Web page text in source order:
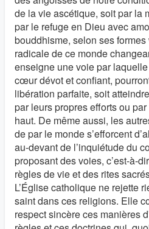
de la vie ascétique, soit par la
par le refuge en Dieu avec
bouddhisme, selon ses
radicale de ce monde
enseigne une voie par
cœur dévot et confiant,
libération parfaite, soit
par leurs propres efforts ou
haut. De même aussi, les
de par le monde s’efforcent
au-devant de l’inquiétude du
proposant des voies, c’est-à-
règles de vie et des rites
L’Église catholique ne rejette
saint dans ces religions. Elle
respect sincère ces manières